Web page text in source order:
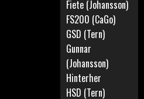
Fiete (Johansson)
FS200 (CaGo)
GSD (Tern)
Gunnar
(Johansson)
Hinterher
HSD (Tern)